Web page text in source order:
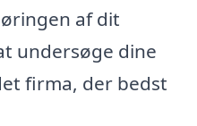
af dit
undersøge dine
firma, der bedst